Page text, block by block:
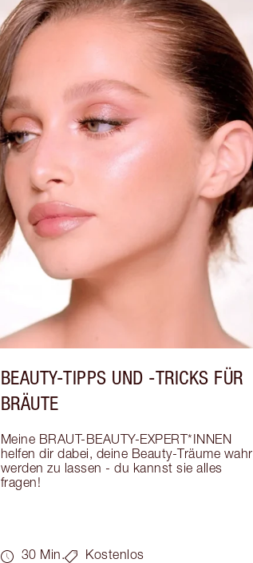
BEAUTY-TIPPS UND -TRICKS FÜR
BRÄUTE
Meine BRAUT-BEAUTY-EXPERT*INNEN
helfen dir dabei, deine Beauty-Träume wahr
werden zu lassen - du kannst sie alles
fragen!
30 Min. Kostenlos